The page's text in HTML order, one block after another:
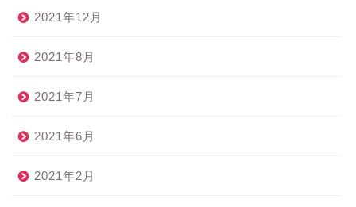
2021年12月
2021年8月
2021年7月
2021年6月
2021年2月